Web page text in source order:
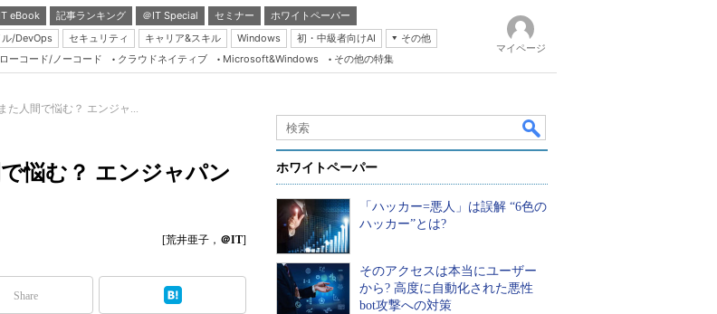
eBook 記事ランキング ＠IT Special セミナー
ホワイトペーパー
ル/DevOps セキュリティ キャリア&スキル Windows 初・中級者向けAI
その他
Server & Storage
Java Agile
Database Expert
Linux ＆ OSS
Master of IP Network
Security & Trust
ローコード/ノーコード クラウドネイティブ Microsoft&Windows その他の特集
マイページ
た人間で悩む？ エンジャ...
悩む？ エンジャパン
[荒井亜子， ＠IT]
Share
ホワイトペーパー
「ハッカー=悪人」は誤解 “6色の
ハッカー”とは?
そのアクセスは本当にユーザー
から? 高度に自動化された悪性
bot攻撃への対策